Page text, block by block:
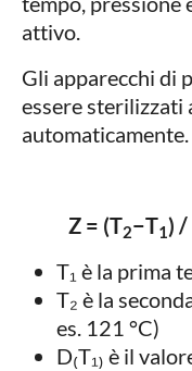
attivo.
Gli apparecchi di
essere sterilizzati
automaticamente.
Z = (T2​−T1​) /
T₁ è la prima
T₂ è la
es. 121 °C)
D₍T₁₎ è il